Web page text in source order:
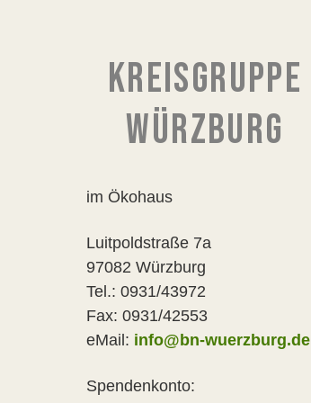
KREISGRUPPE
WÜRZBURG
im Ökohaus
Luitpoldstraße 7a
97082 Würzburg
Tel.: 0931/43972
Fax: 0931/42553
eMail: info@bn-wuerzburg.de
Spendenkonto: